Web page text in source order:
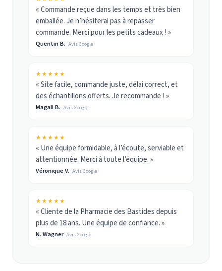
« Commande reçue dans les temps et très bien
emballée. Je n’hésiterai pas à repasser
commande. Merci pour les petits cadeaux ! »
Quentin B. Avis Google
★★★★★
« Site facile, commande juste, délai correct, et
des échantillons offerts. Je recommande ! »
Magali B. Avis Google
★★★★★
« Une équipe formidable, à l’écoute, serviable et
attentionnée. Merci à toute l’équipe. »
Véronique V. Avis Google
★★★★★
« Cliente de la Pharmacie des Bastides depuis
plus de 18 ans. Une équipe de confiance. »
N. Wagner Avis Google